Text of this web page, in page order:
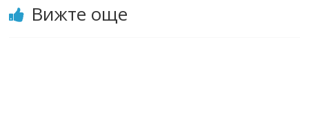
Вижте още